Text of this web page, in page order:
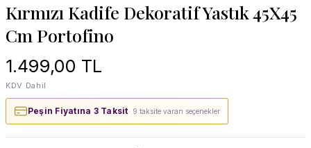
Kırmızı Kadife Dekoratif Yastık 45X45
Cm Portofino
1.499,00 TL
KDV Dahil
Peşin Fiyatına 3 Taksit· 9 taksite varan seçenekler